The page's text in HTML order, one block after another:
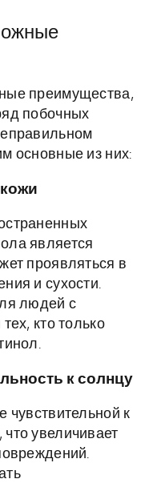
преимущества,
побочных
основные из них:
является
проявляться в
и сухости.
людей с
кто только
к солнцу
чувствительной к
увеличивает